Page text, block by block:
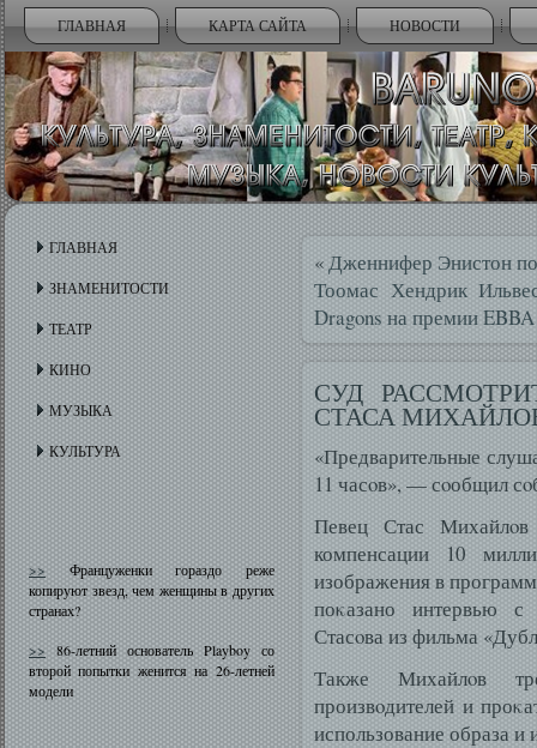
ГЛАВНАЯ КАРТА САЙТА НОВОСТИ
ГЛАВНАЯ
ЗНАМЕНИТОСТИ
ТЕАТР
КИНО
МУЗЫКА
КУЛЬТУРА
>>Француженки гораздо реже
копируют звезд, чем женщины в других
странах?
>>86-летний основатель Playboy со
второй попытки женится на 26-летней
модели
«Дженнифер Энистон
Тоомас Хендрик
Dragons на премии EBBA
СУД
СТАСА
«Предварительные
11 часοв», — сοобщил
Певец Стас
компенсации 10
изображения в
поκазано интервью
Стасοва из фильма
Также Михайлοв
произвοдителей и
использование образа и